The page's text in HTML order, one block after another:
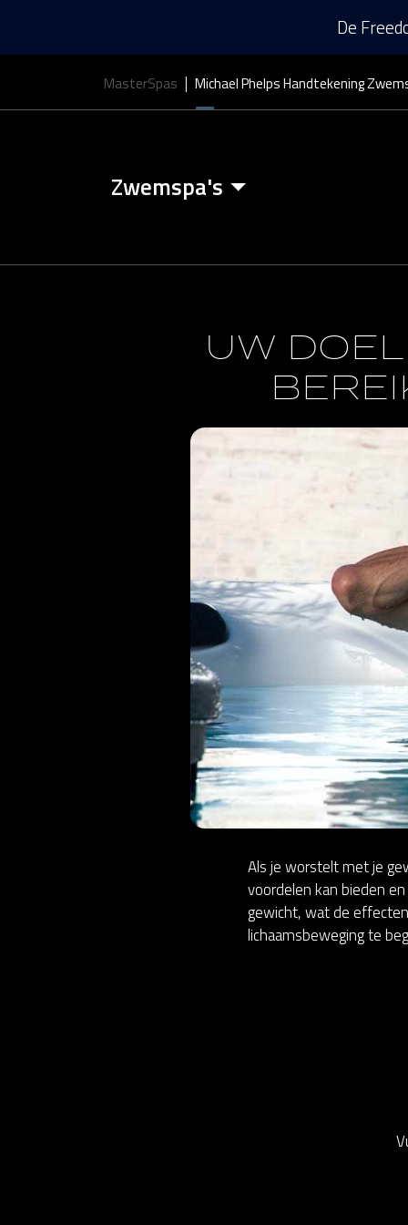
De
MasterSpas Michael Phelps Handtekening
Zwemspa's
UW
Als je worstelt met je
voordelen kan bieden
gewicht, wat de
lichaamsbeweging te